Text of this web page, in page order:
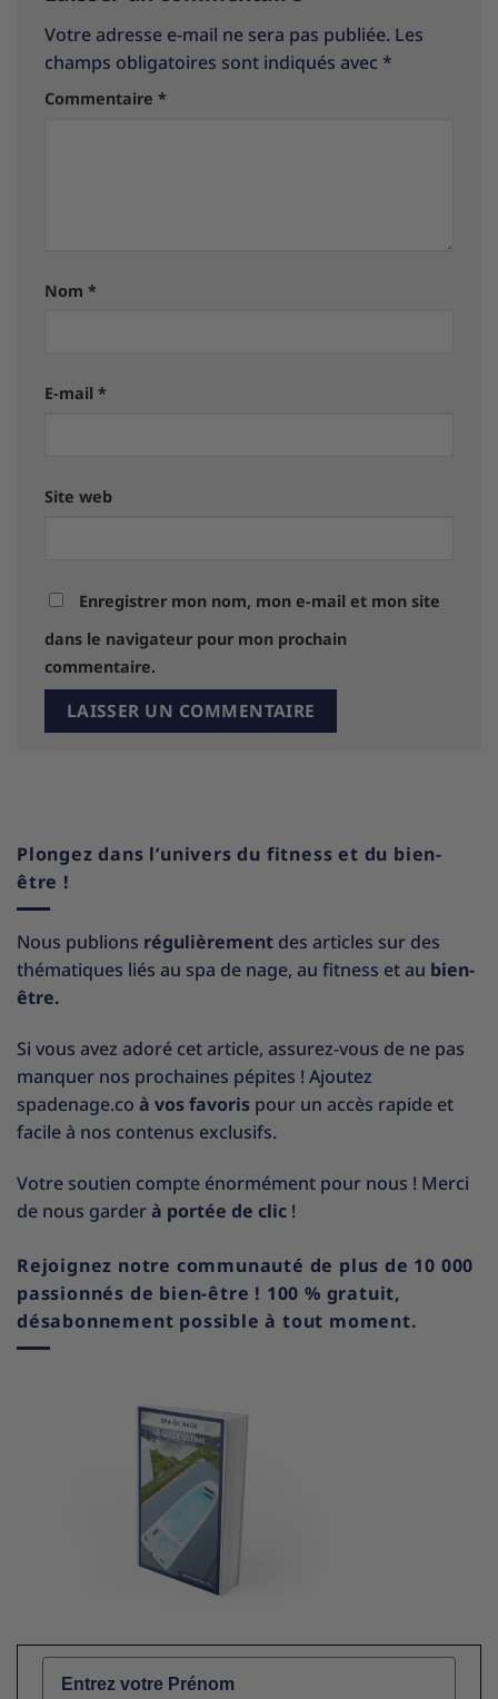
Votre adresse e-mail ne sera pas publiée. Les
champs obligatoires sont indiqués avec *
Commentaire *
Nom *
E-mail *
Site web
Enregistrer mon nom, mon e-mail et mon site
dans le navigateur pour mon prochain
commentaire.
Plongez dans l’univers du fitness et du bien-
être !
Nous publions régulièrement des articles sur des
thématiques liés au spa de nage, au fitness et au bien-
être.
Si vous avez adoré cet article, assurez-vous de ne pas
manquer nos prochaines pépites ! Ajoutez
spadenage.co à vos favoris pour un accès rapide et
facile à nos contenus exclusifs.
Votre soutien compte énormément pour nous ! Merci
de nous garderà portée de clic !
Rejoignez notre communauté de plus de 10 000
passionnés de bien-être ! 100 % gratuit,
désabonnement possible à tout moment.
Name